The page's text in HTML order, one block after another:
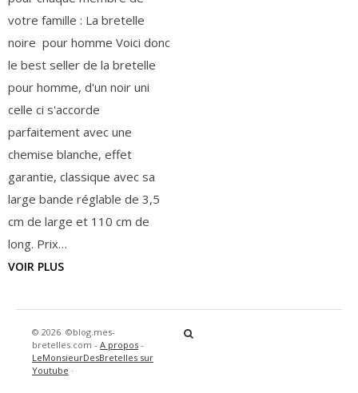
votre famille : La bretelle
noire pour homme Voici donc
le best seller de la bretelle
pour homme, d'un noir uni
celle ci s'accorde
parfaitement avec une
chemise blanche, effet
garantie, classique avec sa
large bande réglable de 3,5
cm de large et 110 cm de
long. Prix…
VOIR PLUS
© 2026 ©blog.mes-
bretelles.com - A propos -
LeMonsieurDesBretelles sur
Youtube ·